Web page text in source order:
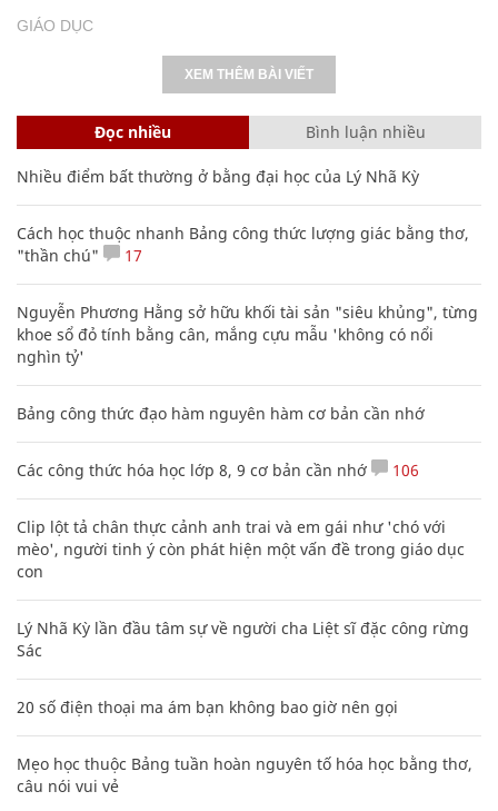
GIÁO DỤC
XEM THÊM BÀI VIẾT
Đọc nhiều Bình luận nhiều
Nhiều điểm bất thường ở bằng đại học của Lý Nhã Kỳ
Cách học thuộc nhanh Bảng công thức lượng giác bằng thơ,
"thần chú"
17
Nguyễn Phương Hằng sở hữu khối tài sản "siêu khủng", từng
khoe sổ đỏ tính bằng cân, mắng cựu mẫu 'không có nổi
nghìn tỷ'
Bảng công thức đạo hàm nguyên hàm cơ bản cần nhớ
Các công thức hóa học lớp 8, 9 cơ bản cần nhớ 106
Clip lột tả chân thực cảnh anh trai và em gái như 'chó với
mèo', người tinh ý còn phát hiện một vấn đề trong giáo dục
con
Lý Nhã Kỳ lần đầu tâm sự về người cha Liệt sĩ đặc công rừng
Sác
20 số điện thoại ma ám bạn không bao giờ nên gọi
Mẹo học thuộc Bảng tuần hoàn nguyên tố hóa học bằng thơ,
câu nói vui vẻ